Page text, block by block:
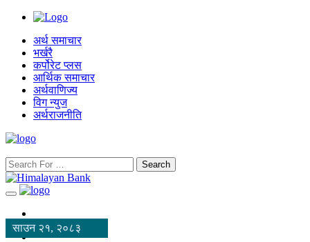
अर्थ समाचार
भर्खरै
कर्पोरेट प्लस
आर्थिक समाचार
अर्थवाणिज्य
विग न्युज
अर्थराजनीति
Search
साउन २१, २०८३